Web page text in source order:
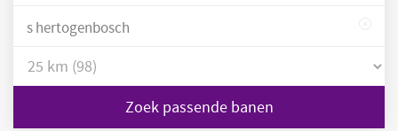
Zoek passende banen